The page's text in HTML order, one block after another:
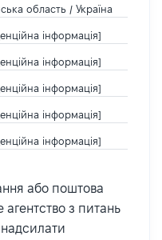
область / Україна
інформація]
інформація]
інформація]
інформація]
інформація]
або поштова
з питань